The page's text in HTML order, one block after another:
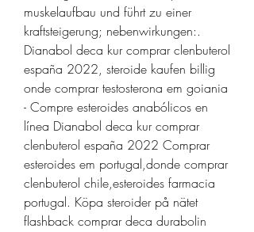
muskelaufbau und führt zu einer
kraftsteigerung; nebenwirkungen:.
Dianabol deca kur comprar clenbuterol
españa 2022, steroide kaufen billig
onde comprar testosterona em goiania
- Compre esteroides anabólicos en
línea Dianabol deca kur comprar
clenbuterol españa 2022 Comprar
esteroides em portugal,donde comprar
clenbuterol chile,esteroides farmacia
portugal. Köpa steroider på nätet
flashback comprar deca durabolin